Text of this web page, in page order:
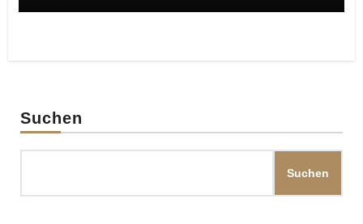
Suchen
Suchen